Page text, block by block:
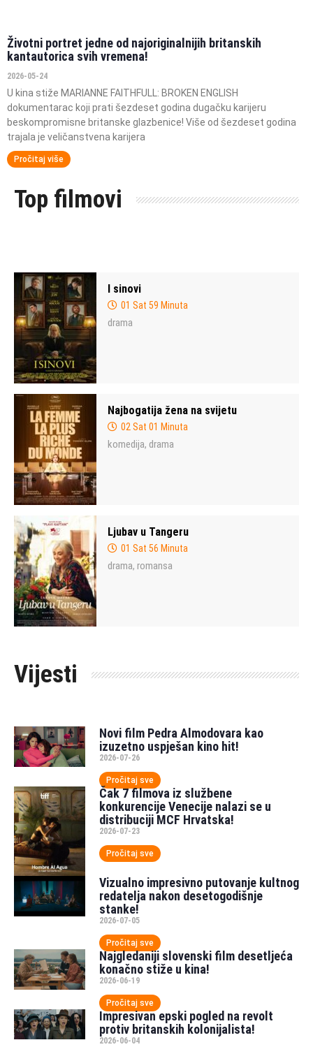
Životni portret jedne od najoriginalnijih britanskih
kantautorica svih vremena!
2026-05-24
U kina stiže MARIANNE FAITHFULL: BROKEN ENGLISH
dokumentarac koji prati šezdeset godina dugačku karijeru
beskompromisne britanske glazbenice! Više od šezdeset godina
trajala je veličanstvena karijera
Pročitaj više
Top filmovi
I sinovi
01 Sat 59 Minuta
drama
Najbogatija žena na svijetu
02 Sat 01 Minuta
komedija, drama
Ljubav u Tangeru
01 Sat 56 Minuta
drama, romansa
Vijesti
Novi film Pedra Almodovara kao
izuzetno uspješan kino hit!
2026-07-26
Pročitaj sve
Čak 7 filmova iz službene
konkurencije Venecije nalazi se u
distribuciji MCF Hrvatska!
2026-07-23
Pročitaj sve
Vizualno impresivno putovanje kultnog
redatelja nakon desetogodišnje
stanke!
2026-07-05
Pročitaj sve
Najgledaniji slovenski film desetljeća
konačno stiže u kina!
2026-06-19
Pročitaj sve
Impresivan epski pogled na revolt
protiv britanskih kolonijalista!
2026-06-04